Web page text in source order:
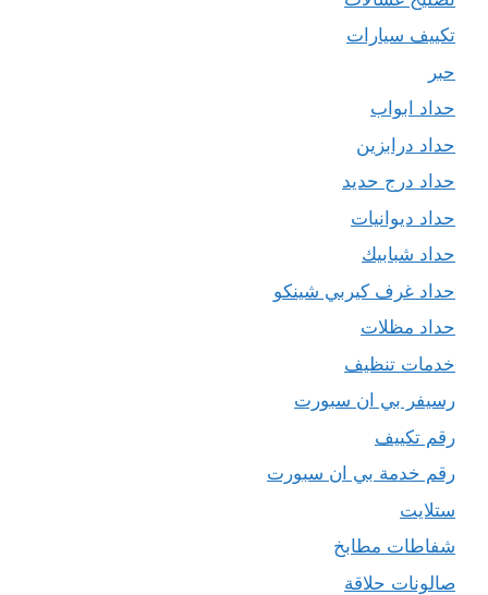
تكييف سيارات
حبر
حداد ابواب
حداد درابزين
حداد درج حديد
حداد ديوانيات
حداد شبابيك
حداد غرف كيربي شينكو
حداد مظلات
خدمات تنظيف
رسيفر بي ان سبورت
رقم تكييف
رقم خدمة بي ان سبورت
ستلايت
شفاطات مطابخ
صالونات حلاقة